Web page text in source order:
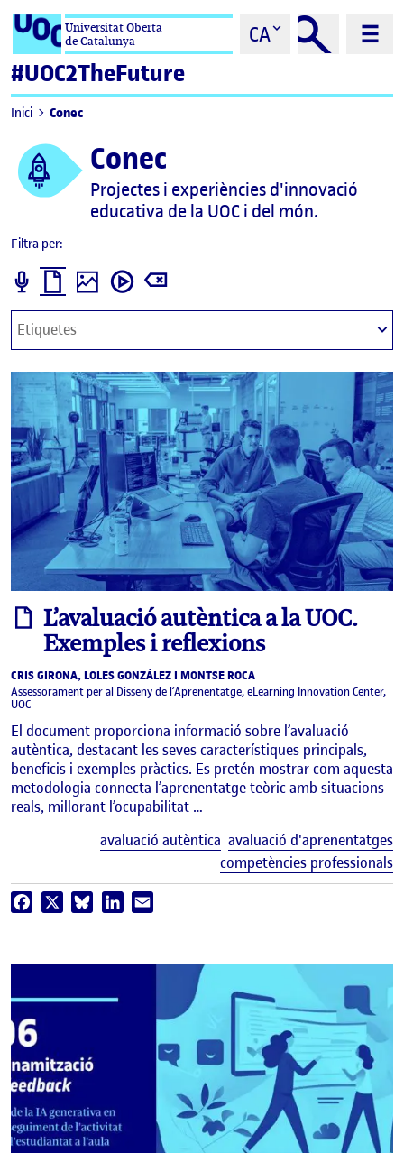
Saltar al contingutUniversitat Oberta
de Catalunya
CA
#UOC2TheFuture
Inici Conec
Conec
Projectes i experiències d'innovació
educativa de la UOC i del món.
Filtra per:
podcastinformeimatgevideo
informe
L’avaluació autèntica a la UOC.
Exemples i reflexions
CRIS GIRONA, LOLES GONZÁLEZ I MONTSE ROCA
Assessorament per al Disseny de l’Aprenentatge, eLearning Innovation Center,
UOC
El document proporciona informació sobre l’avaluació
autèntica, destacant les seves característiques principals,
beneficis i exemples pràctics. Es pretén mostrar com aquesta
metodologia connecta l’aprenentatge teòric amb situacions
reals, millorant l’ocupabilitat …
avaluació autèntica avaluació d'aprenentatges
competències professionals
Facebook BlueskyLinkedIn